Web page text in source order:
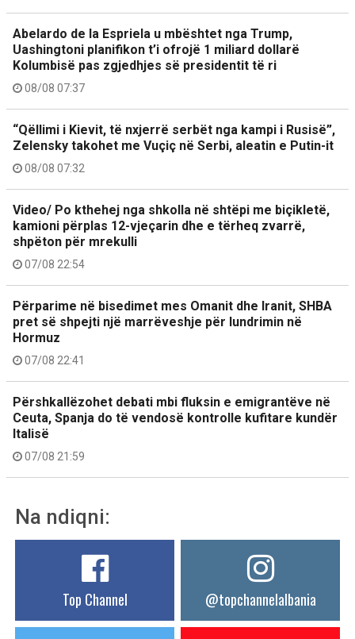
Abelardo de la Espriela u mbështet nga Trump,
Uashingtoni planifikon t’i ofrojë 1 miliard dollarë
Kolumbisë pas zgjedhjes së presidentit të ri
08/08 07:37
“Qëllimi i Kievit, të nxjerrë serbët nga kampi i Rusisë”,
Zelensky takohet me Vuçiç në Serbi, aleatin e Putin-it
08/08 07:32
Video/ Po kthehej nga shkolla në shtëpi me biçikletë,
kamioni përplas 12-vjeçarin dhe e tërheq zvarrë,
shpëton për mrekulli
07/08 22:54
Përparime në bisedimet mes Omanit dhe Iranit, SHBA
pret së shpejti një marrëveshje për lundrimin në
Hormuz
07/08 22:41
Përshkallëzohet debati mbi fluksin e emigrantëve në
Ceuta, Spanja do të vendosë kontrolle kufitare kundër
Italisë
07/08 21:59
Na ndiqni:
Top Channel @topchannelalbania